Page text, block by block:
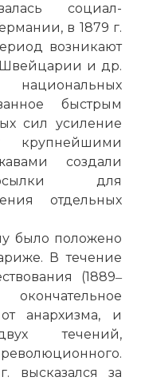
социал-
в 1879 г.
возникают
Швейцарии и др.
быстрым
сил усиление
крупнейшими
создали
для
отдельных
было положено
В течение
(1889‒
анархизма, и
течений,
высказался за